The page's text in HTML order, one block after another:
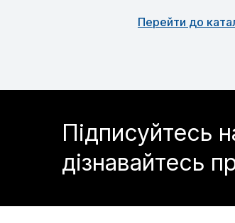
Перейти до
Підписуйтесь
дізнавайтесь